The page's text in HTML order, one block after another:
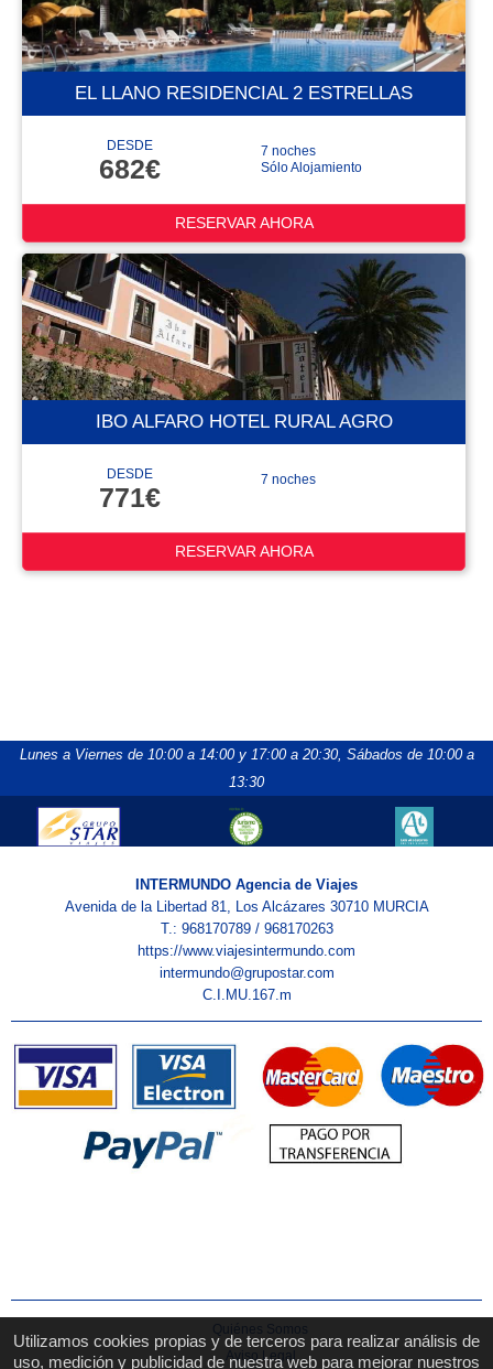
Utilizamos cookies propias y de terceros para realizar análisis de
uso, medición y publicidad de nuestra web para mejorar nuestros
EL LLANO RESIDENCIAL 2 ESTRELLAS
DESDE
682€
7 noches
Sólo Alojamiento
RESERVAR AHORA
IBO ALFARO HOTEL RURAL AGRO
DESDE
771€
7 noches
RESERVAR AHORA
Lunes a Viernes de 10:00 a 14:00 y 17:00 a 20:30, Sábados de 10:00 a
13:30
INTERMUNDO Agencia de Viajes
Avenida de la Libertad 81, Los Alcázares 30710 MURCIA
T.: 968170789 / 968170263
https://www.viajesintermundo.com
intermundo@grupostar.com
C.I.MU.167.m
Quiénes Somos
Aviso Legal